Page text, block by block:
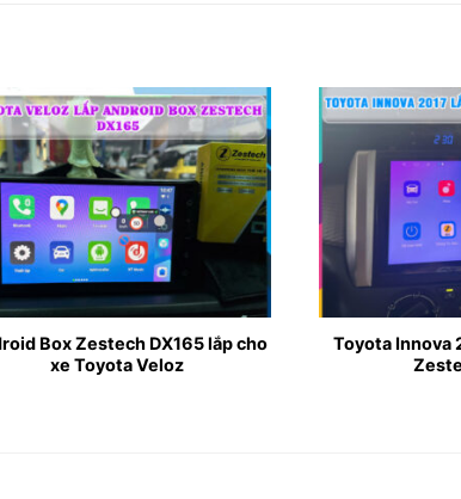
2024 trở nên hiện đại hơn hẳn, tiệm cận
Box Zestech DX165 lắp cho
xe Toyota Veloz
Toyota Innova